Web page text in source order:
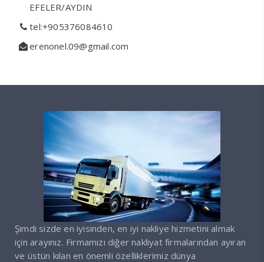
EFELER/AYDIN
tel:+905376084610
erenonel.09@gmail.com
Şimdi sizde en iyisinden, en iyi nakliye hizmetini almak
için arayınız. Firmamızı diğer nakliyat firmalarından ayıran
ve üstün kılan en önemli özelliklerimiz dünya